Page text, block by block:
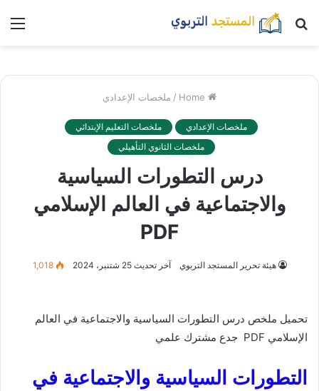
بحث
/ ملخصات الإعدادي
ملخصات الإعدادي
ملخصات التعليم الإبتدائي
ملخصات الثانوي التأهيلي
درس التطورات السياسية
والاجتماعية في العالم الإسلامي
PDF
هيئة تحرير المستجد التربوي آخر تحديث 25 شتنبر، 2024 1,018
تحميل ملخص درس التطورات السياسية والاجتماعية في العالم
الإسلامي PDF جدع مشترك علمي
التطورات السياسية والاجتماعية في